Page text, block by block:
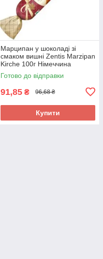
Марципан у шоколаді зі
смаком вишні Zentis Marzipan
Kirche 100г Німеччина
Готово до відправки
91,85 ₴ 96,68 ₴
Купити